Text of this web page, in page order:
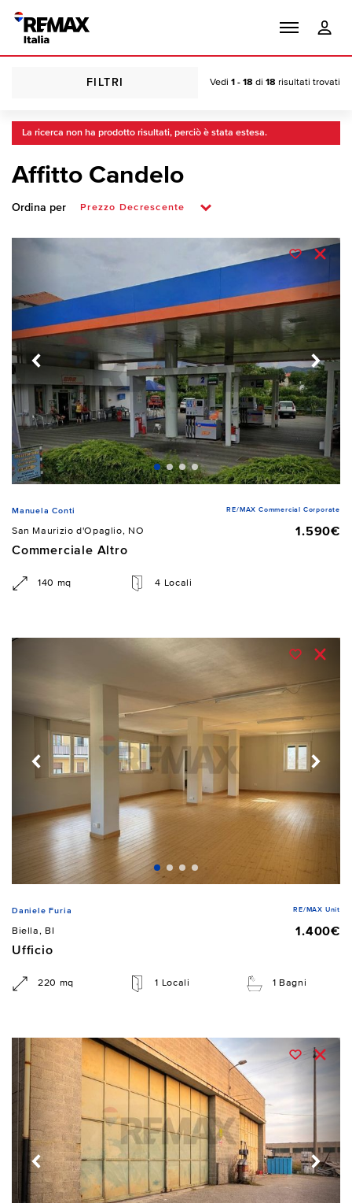
FILTRI Vedi 1 - 18 di 18 risultati trovati
La ricerca non ha prodotto risultati, perciò è stata estesa.
Affitto Candelo
Ordina per
Manuela Conti RE/MAX Commercial Corporate
San Maurizio d'Opaglio, NO
1.590€
Commerciale Altro
140 mq 4 Locali
Daniele Furia RE/MAX Unit
Biella, BI
1.400€
Ufficio
220 mq 1 Locali 1 Bagni